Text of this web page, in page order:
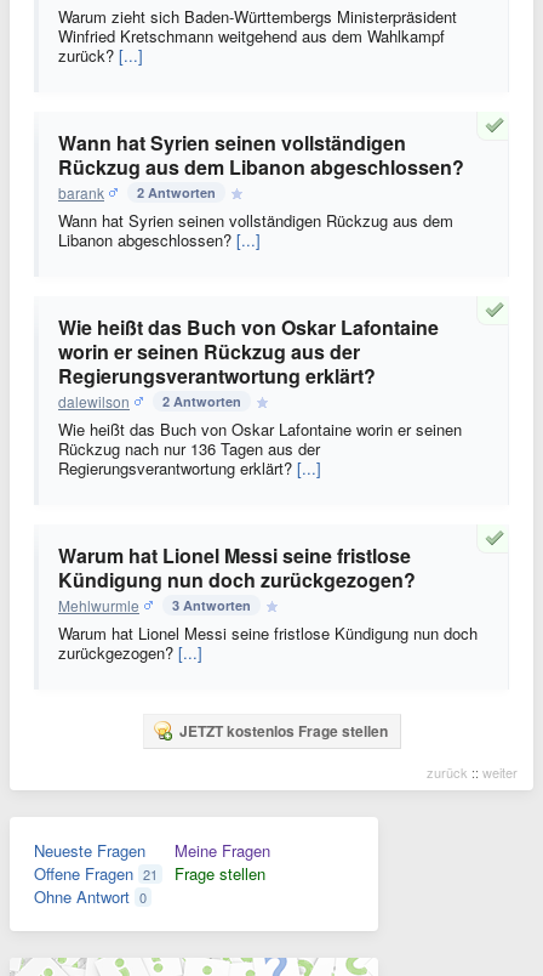
Warum zieht sich Baden-Württembergs Ministerpräsident
Winfried Kretschmann weitgehend aus dem Wahlkampf
zurück? [...]
Wann hat Syrien seinen vollständigen
Rückzug aus dem Libanon abgeschlossen?
barank 2 Antworten
Wann hat Syrien seinen vollständigen Rückzug aus dem
Libanon abgeschlossen? [...]
Wie heißt das Buch von Oskar Lafontaine
worin er seinen Rückzug aus der
Regierungsverantwortung erklärt?
dalewilson 2 Antworten
Wie heißt das Buch von Oskar Lafontaine worin er seinen
Rückzug nach nur 136 Tagen aus der
Regierungsverantwortung erklärt? [...]
Warum hat Lionel Messi seine fristlose
Kündigung nun doch zurückgezogen?
Mehlwurmle 3 Antworten
Warum hat Lionel Messi seine fristlose Kündigung nun doch
zurückgezogen? [...]
JETZT kostenlos Frage stellen
zurück :: weiter
Neueste Fragen
Offene Fragen 21
Ohne Antwort 0
Meine Fragen
Frage stellen